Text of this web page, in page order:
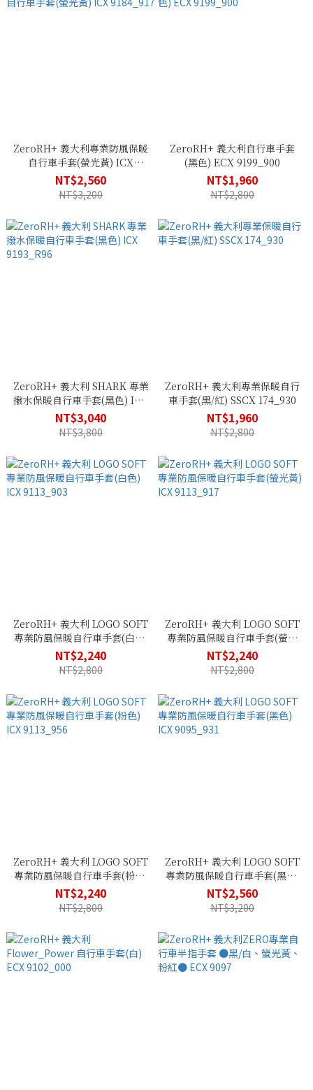
ZeroRH+ 義大利專業防風保暖
自行車手套(螢光黃) ICX
9184_917
NT$2,560
NT$3,200
ZeroRH+ 義大利自行車手套
(黑色) ECX 9199_900
NT$1,960
NT$2,800
ZeroRH+ 義大利 SHARK 專業
撥水保暖自行車手套(黑色) ICX
9193_R96
NT$3,040
NT$3,800
ZeroRH+ 義大利專業保暖自行
車手套(黑/紅) SSCX 174_930
NT$1,960
NT$2,800
ZeroRH+ 義大利 LOGO SOFT
專業防風保暖自行車手套(白色)
ICX 9113_903
NT$2,240
NT$2,800
ZeroRH+ 義大利 LOGO SOFT
專業防風保暖自行車手套(螢光
黃) ICX 9113_917
NT$2,240
NT$2,800
ZeroRH+ 義大利 LOGO SOFT
專業防風保暖自行車手套(粉色)
ICX 9113_956
NT$2,240
NT$2,800
ZeroRH+ 義大利 LOGO SOFT
專業防風保暖自行車手套(黑色)
ICX 9095_931
NT$2,560
NT$3,200